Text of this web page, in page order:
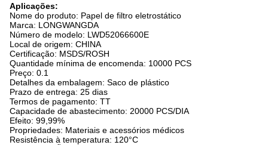
Aplicações:
Nome do produto: Papel de filtro eletrostático
Marca: LONGWANGDA
Número de modelo: LWD52066600E
Local de origem: CHINA
Certificação: MSDS/ROSH
Quantidade mínima de encomenda: 10000 PCS
Preço: 0.1
Detalhes da embalagem: Saco de plástico
Prazo de entrega: 25 dias
Termos de pagamento: TT
Capacidade de abastecimento: 20000 PCS/DIA
Efeito: 99,99%
Propriedades: Materiais e acessórios médicos
Resistência à temperatura: 120°C